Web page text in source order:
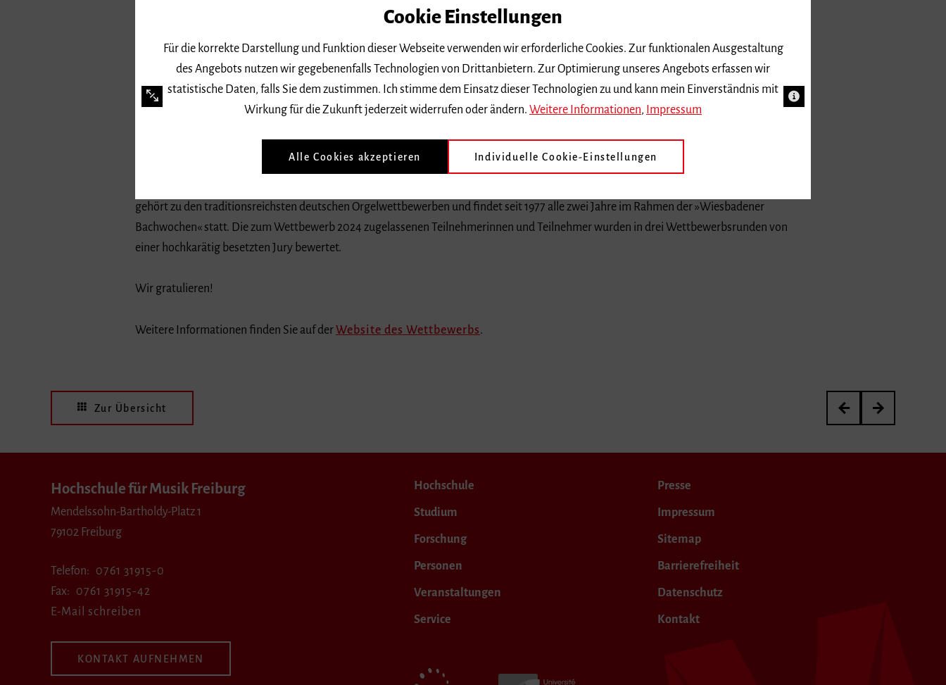
Maierhofer und Prof. David Franke), wurde beim »Internationalen Orgelwettbewerb um den Bachpreis der Landeshauptstadt Wiesbaden«
gehört zu den traditionsreichsten deutschen Orgelwettbewerben und findet seit 1977 alle zwei Jahre im Rahmen der »Wiesbadener
Bachwochen« statt. Die zum Wettbewerb 2024 zugelassenen Teilnehmerinnen und Teilnehmer wurden in drei Wettbewerbsrunden von
einer hochkarätig besetzten Jury bewertet.
Wir gratulieren!
Weitere Informationen finden Sie auf derWebsite des Wettbewerbs.
Zur Übersicht
Interview: »Transmitter
Wir trauern um
Hochschule für Musik Freiburg
Mendelssohn-Bartholdy-Platz 1
79102 Freiburg
Telefon
0761 31915-0
Fax
0761 31915-42
E-Mail schreiben
KONTAKT AUFNEHMEN
Hochschule
Studium
Forschung
Personen
Veranstaltungen
Service
Presse
Impressum
Sitemap
Barrierefreiheit
Datenschutz
Kontakt
Cookie Einstellungen
Für die korrekte Darstellung und Funktion dieser Webseite verwenden wir erforderliche Cookies. Zur funktionalen Ausgestaltung
des Angebots nutzen wir gegebenenfalls Technologien von Drittanbietern. Zur Optimierung unseres Angebots erfassen wir
statistische Daten, falls Sie dem zustimmen. Ich stimme dem Einsatz dieser Technologien zu und kann mein Einverständnis mit
Wirkung für die Zukunft jederzeit widerrufen oder ändern. Weitere Informationen, Impressum
Alle Cookies akzeptieren Individuelle Cookie-Einstellungen